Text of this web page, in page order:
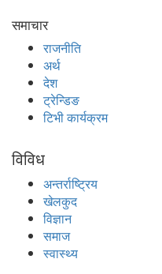
समाचार
राजनीति
अर्थ
देश
ट्रेन्डिङ
टिभी कार्यक्रम
विविध
अन्तर्राष्ट्रिय
खेलकुद
विज्ञान
समाज
स्वास्थ्य